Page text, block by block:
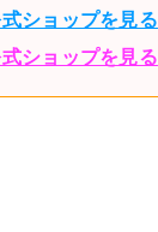
ショップを見る
ショップを見る